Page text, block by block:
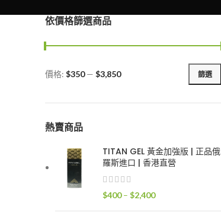
依價格篩選商品
最
價
最
價
篩選
價格: $350— $3,850
熱賣商品
TITAN GEL 黃金加強版 | 正品俄
羅斯進口 | 香港直營
$400 – $2,400價